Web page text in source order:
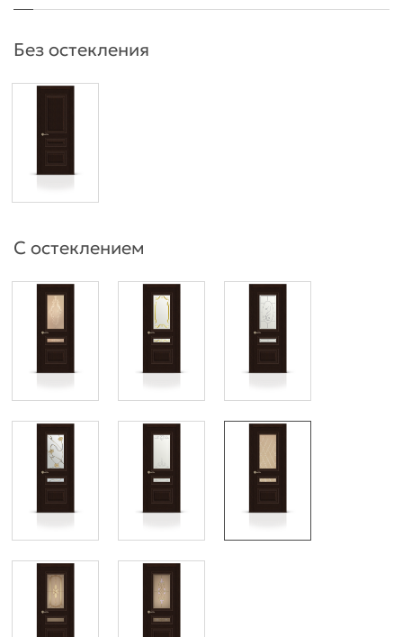
Без остекления
С остеклением